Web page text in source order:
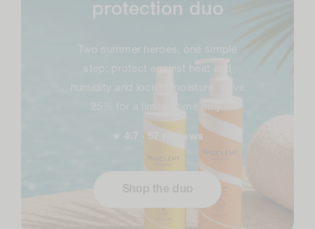
protection duo
Two summer heroes, one simple
step: protect against heat and
humidity and lock in moisture. Save
25% for a limited time only.
★ 4.7 · 57 reviews
Shop the duo